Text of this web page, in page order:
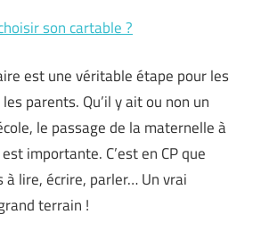
son cartable ?
est une véritable étape pour les
parents. Qu’il y ait ou non un
le passage de la maternelle à
importante. C’est en CP que
à lire, écrire, parler… Un vrai
terrain !